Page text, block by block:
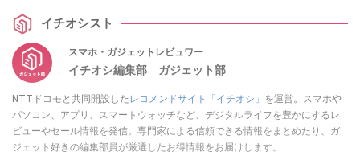
イチオシスト
スマホ・ガジェットレビュワー
イチオシ編集部 ガジェット部
NTTドコモと共同開設したレコメンドサイト「イチオシ」 を運営。スマホや
パソコン、アプリ、スマートウォッチなど、デジタルライフを豊かにするレ
ビューやセール情報を発信。専門家による信頼できる情報をまとめたり、ガ
ジェット好きの編集部員が厳選したお得情報をお届けします。